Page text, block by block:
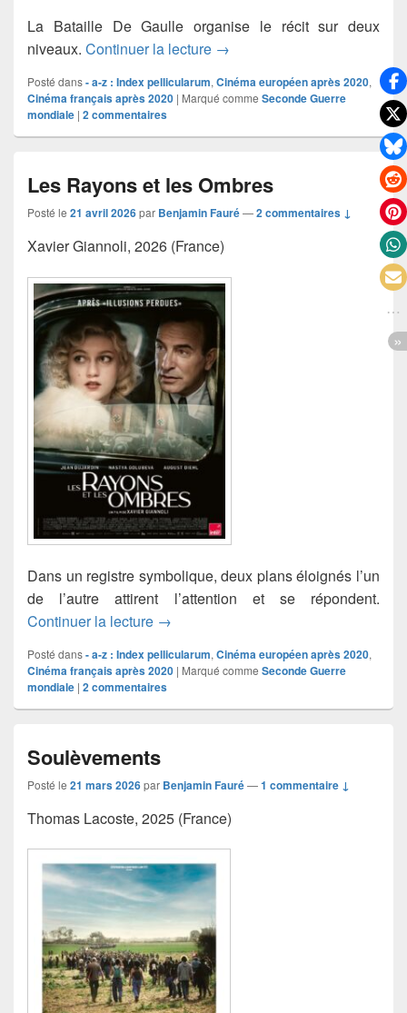
La Bataille De Gaulle organise le récit sur deux
niveaux. Continuer la lecture La Bataille de Gaulle, L’Âge
→
Posté dans- a-z : Index pellicularum, Cinéma européen après 2020,
Cinéma français après 2020 | Marqué comme Seconde Guerre
mondiale | 2commentaires
Les Rayons et les Ombres
Posté le 21 avril 2026par Benjamin Fauré—2 commentaires ↓
Xavier Giannoli, 2026 (France)
Dans un registre symbolique, deux plans éloignés l’un
de l’autre attirent l’attention et se répondent.
Continuer la lecture Les Rayons et les Ombres
→
Posté dans- a-z : Index pellicularum, Cinéma européen après 2020,
Cinéma français après 2020 | Marqué comme Seconde Guerre
mondiale | 2commentaires
Soulèvements
Posté le 21 mars 2026par Benjamin Fauré—1 commentaire ↓
Thomas Lacoste, 2025 (France)